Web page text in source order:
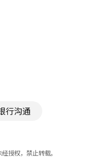
行沟通
授权，禁止转载。